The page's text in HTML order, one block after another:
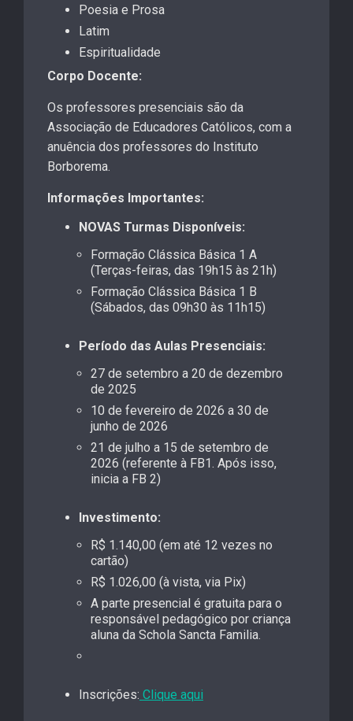
Poesia e Prosa
Latim
Espiritualidade
Corpo Docente:
Os professores presenciais são da
Associação de Educadores Católicos, com a
anuência dos professores do Instituto
Borborema.
Informações Importantes:
NOVAS Turmas Disponíveis:
Formação Clássica Básica 1 A
(Terças-feiras, das 19h15 às 21h)
Formação Clássica Básica 1 B
(Sábados, das 09h30 às 11h15)
Período das Aulas Presenciais:
27 de setembro a 20 de dezembro
de 2025
10 de fevereiro de 2026 a 30 de
junho de 2026
21 de julho a 15 de setembro de
2026 (referente à FB1. Após isso,
inicia a FB 2)
Investimento:
R$ 1.140,00 (em até 12 vezes no
cartão)
R$ 1.026,00 (à vista, via Pix)
A parte presencial é gratuita para o
responsável pedagógico por criança
aluna da Schola Sancta Familia.
Inscrições: Clique aqui